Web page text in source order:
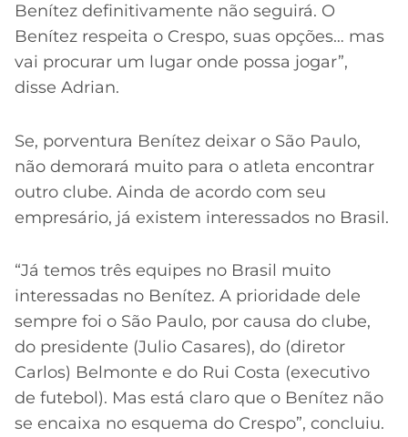
Benítez definitivamente não seguirá. O
Benítez respeita o Crespo, suas opções… mas
vai procurar um lugar onde possa jogar”,
disse Adrian.
Se, porventura Benítez deixar o São Paulo,
não demorará muito para o atleta encontrar
outro clube. Ainda de acordo com seu
empresário, já existem interessados no Brasil.
“Já temos três equipes no Brasil muito
interessadas no Benítez. A prioridade dele
sempre foi o São Paulo, por causa do clube,
do presidente (Julio Casares), do (diretor
Carlos) Belmonte e do Rui Costa (executivo
de futebol). Mas está claro que o Benítez não
se encaixa no esquema do Crespo”, concluiu.